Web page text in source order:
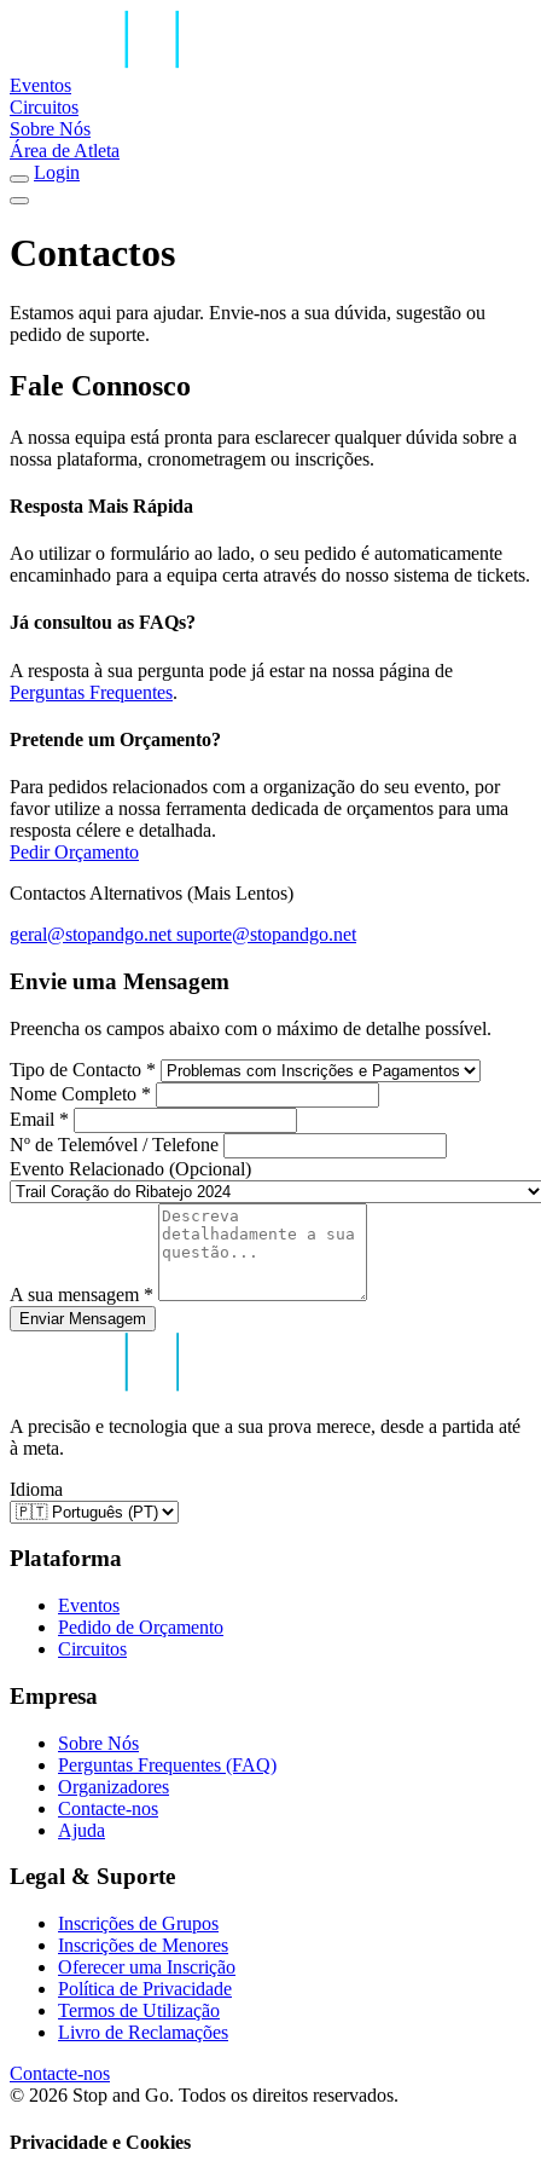
Eventos
Circuitos
Sobre Nós
Área de Atleta
Login
Contactos
Estamos aqui para ajudar. Envie-nos a sua dúvida, sugestão ou
pedido de suporte.
Fale Connosco
A nossa equipa está pronta para esclarecer qualquer dúvida sobre a
nossa plataforma, cronometragem ou inscrições.
Resposta Mais Rápida
Ao utilizar o formulário ao lado, o seu pedido é automaticamente
encaminhado para a equipa certa através do nosso sistema de tickets.
Já consultou as FAQs?
A resposta à sua pergunta pode já estar na nossa página de
Perguntas Frequentes.
Pretende um Orçamento?
Para pedidos relacionados com a organização do seu evento, por
favor utilize a nossa ferramenta dedicada de orçamentos para uma
resposta célere e detalhada.
Pedir Orçamento
Contactos Alternativos (Mais Lentos)
geral@stopandgo.net suporte@stopandgo.net
Envie uma Mensagem
Preencha os campos abaixo com o máximo de detalhe possível.
Tipo de Contacto *
Nome Completo *
Email *
Nº de Telemóvel / Telefone
Evento Relacionado (Opcional)
A sua mensagem *
Enviar Mensagem
A precisão e tecnologia que a sua prova merece, desde a partida até
à meta.
Idioma
Plataforma
Eventos
Pedido de Orçamento
Circuitos
Empresa
Sobre Nós
Perguntas Frequentes (FAQ)
Organizadores
Contacte-nos
Ajuda
Legal & Suporte
Inscrições de Grupos
Inscrições de Menores
Oferecer uma Inscrição
Política de Privacidade
Termos de Utilização
Livro de Reclamações
Contacte-nos
© 2026 Stop and Go. Todos os direitos reservados.
Privacidade e Cookies